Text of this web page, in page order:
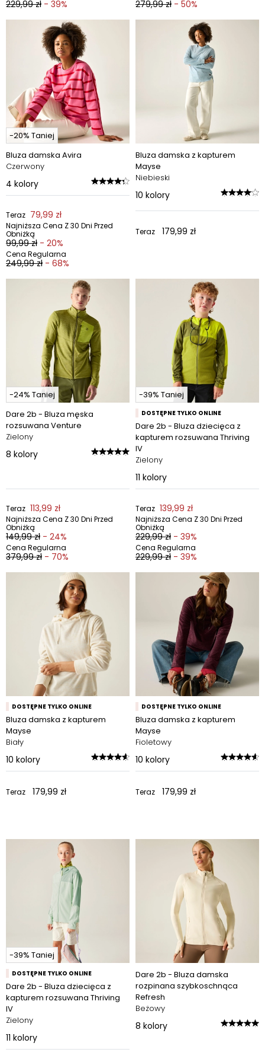
229,99 zł - 39% 279,99 zł - 50%
-20% Taniej
Bluza damska Avira
Czerwony
4 kolory
Teraz 79,99 zł
Najniższa Cena Z 30 Dni Przed
Obniżką
99,99 zł - 20%
Cena Regularna
249,99 zł - 68%
Bluza damska z kapturem
Mayse
Niebieski
10 kolory
Teraz 179,99 zł
-24% Taniej
Dare 2b - Bluza męska
rozsuwana Venture
Zielony
8 kolory
Teraz 113,99 zł
Najniższa Cena Z 30 Dni Przed
Obniżką
149,99 zł - 24%
Cena Regularna
379,99 zł - 70%
-39% Taniej
DOSTĘPNE TYLKO ONLINE
Dare 2b - Bluza dziecięca z
kapturem rozsuwana Thriving
IV
Zielony
11 kolory
Teraz 139,99 zł
Najniższa Cena Z 30 Dni Przed
Obniżką
229,99 zł - 39%
Cena Regularna
229,99 zł - 39%
DOSTĘPNE TYLKO ONLINE
Bluza damska z kapturem
Mayse
Biały
10 kolory
Teraz 179,99 zł
DOSTĘPNE TYLKO ONLINE
Bluza damska z kapturem
Mayse
Fioletowy
10 kolory
Teraz 179,99 zł
-39% Taniej
DOSTĘPNE TYLKO ONLINE
Dare 2b - Bluza dziecięca z
kapturem rozsuwana Thriving
IV
Zielony
11 kolory
Dare 2b - Bluza damska
rozpinana szybkoschnąca
Refresh
Beżowy
8 kolory